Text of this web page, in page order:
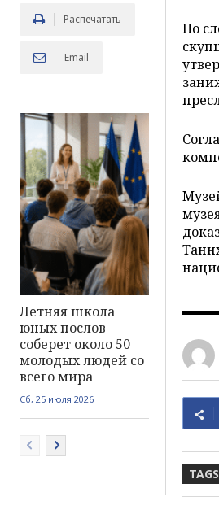
Распечатать
Email
Летняя школа
юных послов
соберет около 50
молодых людей со
всего мира
Сб, 25 июля 2026
По